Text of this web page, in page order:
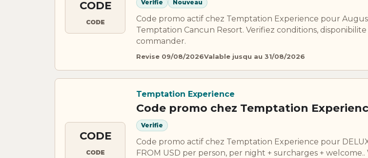
CODE
CODE
Verifie Nouveau
Code promo actif chez Temptation Experience pour
Temptation Cancun Resort. Verifiez conditions,
commander.
Revise 09/08/2026Valable jusqu au 31/08/2026
CODE
CODE
Temptation Experience
Code promo chez Temptation
Verifie
Code promo actif chez Temptation Experience pour
FROM USD per person, per night + surcharges +